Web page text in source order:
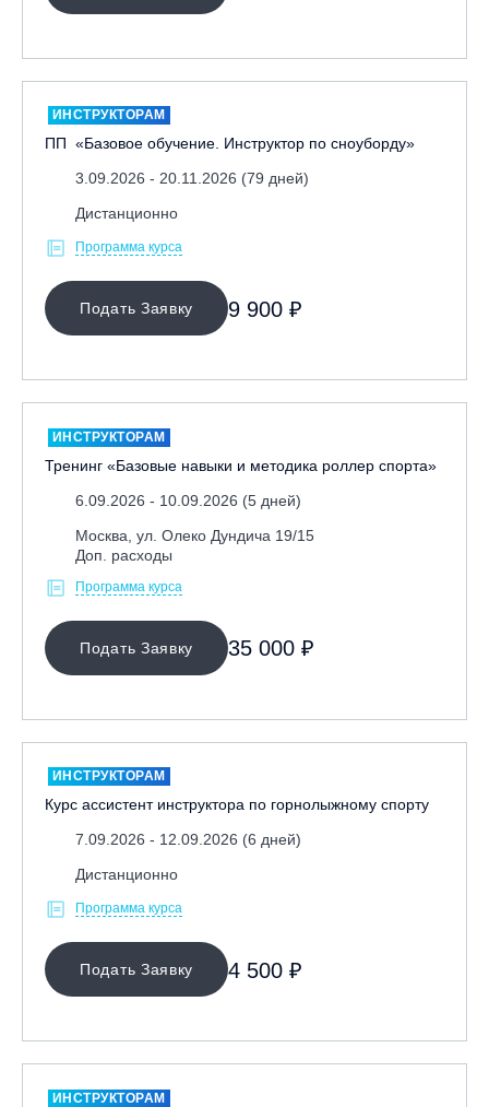
ИНСТРУКТОРАМ
ПП «Базовое обучение. Инструктор по сноуборду»
3.09.2026 - 20.11.2026 (79 дней)
Дистанционно
Программа курса
Подать Заявку 9 900 ₽
ИНСТРУКТОРАМ
Тренинг «Базовые навыки и методика роллер спорта»
6.09.2026 - 10.09.2026 (5 дней)
Москва, ул. Олеко Дундича 19/15
Доп. расходы
Программа курса
Подать Заявку 35 000 ₽
ИНСТРУКТОРАМ
Курс ассистент инструктора по горнолыжному спорту
7.09.2026 - 12.09.2026 (6 дней)
Дистанционно
Программа курса
Подать Заявку 4 500 ₽
ИНСТРУКТОРАМ